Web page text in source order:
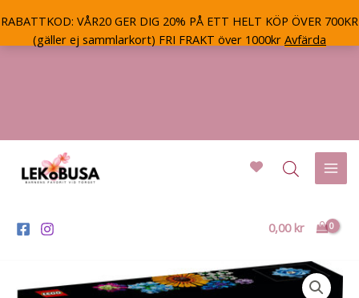
RABATTKOD: VÅR20 GER DIG 20% PÅ ETT HELT KÖP ÖVER 700KR
(gäller ej sammlarkort) FRI FRAKT över 1000kr Avfärda
0,00 kr